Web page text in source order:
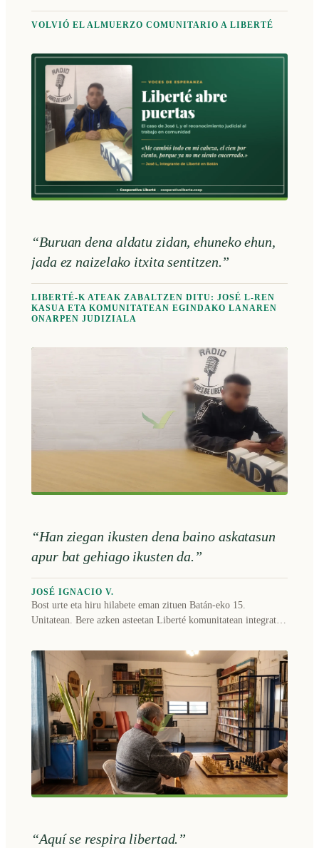
VOLVIÓ EL ALMUERZO COMUNITARIO A LIBERTÉ
“Buruan dena aldatu zidan, ehuneko ehun,
jada ez naizelako itxita sentitzen.”
LIBERTÉ-K ATEAK ZABALTZEN DITU: JOSÉ L-REN
KASUA ETA KOMUNITATEAN EGINDAKO LANAREN
ONARPEN JUDIZIALA
“Han ziegan ikusten dena baino askatasun
apur bat gehiago ikusten da.”
JOSÉ IGNACIO V.
Bost urte eta hiru hilabete eman zituen Batán-eko 15.
Unitatean. Bere azken asteetan Liberté komunitatean integratu
Bere esperientzia Liberté irratian partekatu zuen.
“Aquí se respira libertad.”